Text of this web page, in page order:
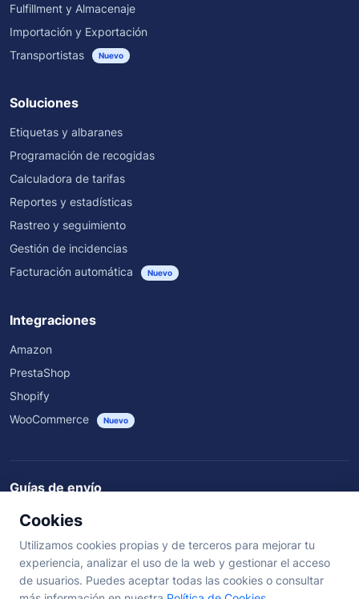
Cookies
Utilizamos cookies propias y de terceros para mejorar tu
experiencia, analizar el uso de la web y gestionar el acceso
de usuarios. Puedes aceptar todas las cookies o consultar
Fulfillment y Almacenaje
Importación y Exportación
Transportistas
Nuevo
Soluciones
Etiquetas y albaranes
Programación de recogidas
Calculadora de tarifas
Reportes y estadísticas
Rastreo y seguimiento
Gestión de incidencias
Facturación automática
Nuevo
Integraciones
Amazon
PrestaShop
Shopify
WooCommerce
Nuevo
Guías de envío
Rastrear envíos
Envíos por transportista y país
SendSeiPro. Todos los derechos reservados.